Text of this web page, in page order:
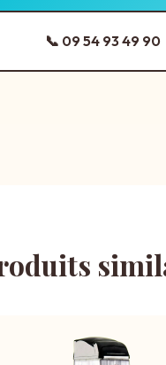
📞 09 54 93 49 90